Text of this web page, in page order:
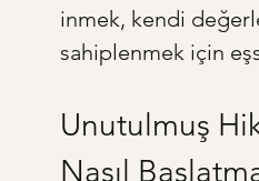
inmek, kendi
sahiplenmek için
Unutulmuş
Nasıl